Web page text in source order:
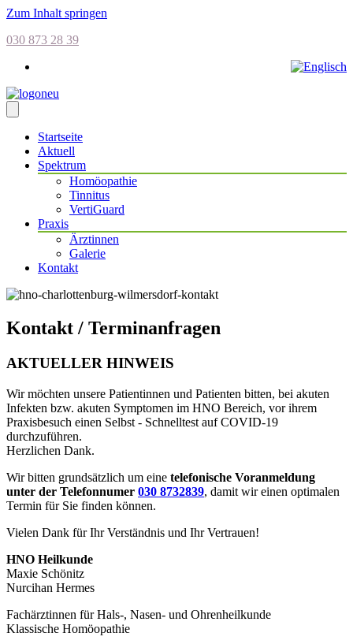
Zum Inhalt springen
030 873 28 39
Startseite
Aktuell
Spektrum
Homöopathie
Tinnitus
VertiGuard
Praxis
Ärztinnen
Galerie
Kontakt
Kontakt / Terminanfragen
AKTUELLER HINWEIS
Wir möchten unsere Patientinnen und Patienten bitten, bei akuten
Infekten bzw. akuten Symptomen im HNO Bereich, vor ihrem
Praxisbesuch einen Selbst - Schnelltest auf COVID-19
durchzuführen.
Herzlichen Dank.
Wir bitten grundsätzlich um eine telefonische Voranmeldung
unter der Telefonnumer 030 8732839, damit wir einen optimalen
Termin für Sie finden können.
Vielen Dank für Ihr Verständnis und Ihr Vertrauen!
HNO Heilkunde
Maxie Schönitz
Nurcihan Hermes
Fachärztinnen für Hals-, Nasen- und Ohrenheilkunde
Klassische Homöopathie